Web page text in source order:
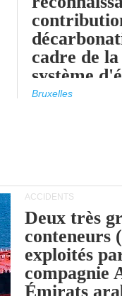
cadre de
système
quotas
Bruxelles
ACCIDENTS
Deux très
conteneurs
exploités
compagnie
Émirats